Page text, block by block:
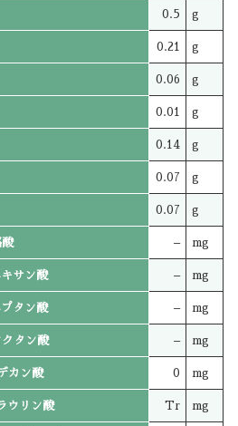
0.5 g
0.21 g
0.06 g
0.01 g
0.14 g
0.07 g
0.07 g
– mg
サン酸 – mg
タン酸 – mg
タン酸 – mg
カン酸 0 mg
ウリン酸 Tr mg